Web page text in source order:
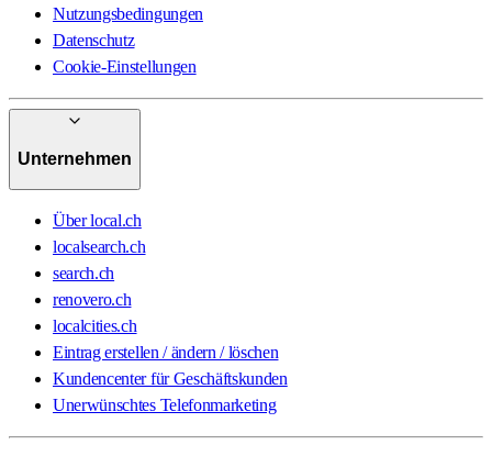
Nutzungsbedingungen
Datenschutz
Cookie-Einstellungen
Unternehmen
Über local.ch
localsearch.ch
search.ch
renovero.ch
localcities.ch
Eintrag erstellen / ändern / löschen
Kundencenter für Geschäftskunden
Unerwünschtes Telefonmarketing